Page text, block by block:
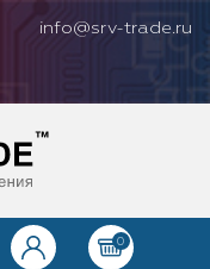
info@srv-trade.ru
0